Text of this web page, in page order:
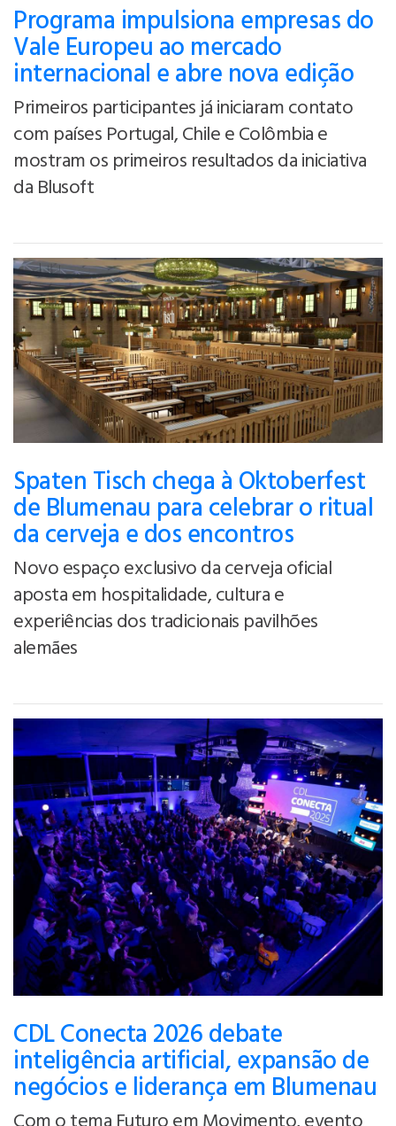
Programa impulsiona empresas do
Vale Europeu ao mercado
internacional e abre nova edição
Primeiros participantes já iniciaram contato
com países Portugal, Chile e Colômbia e
mostram os primeiros resultados da iniciativa
da Blusoft
Spaten Tisch chega à Oktoberfest
de Blumenau para celebrar o ritual
da cerveja e dos encontros
Novo espaço exclusivo da cerveja oficial
aposta em hospitalidade, cultura e
experiências dos tradicionais pavilhões
alemães
CDL Conecta 2026 debate
inteligência artificial, expansão de
negócios e liderança em Blumenau